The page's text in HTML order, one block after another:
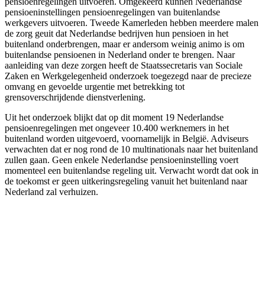
pensioeninstellingen pensioenregelingen van buitenlandse
werkgevers uitvoeren. Tweede Kamerleden hebben meerdere malen
de zorg geuit dat Nederlandse bedrijven hun pensioen in het
buitenland onderbrengen, maar er andersom weinig animo is om
buitenlandse pensioenen in Nederland onder te brengen. Naar
aanleiding van deze zorgen heeft de Staatssecretaris van Sociale
Zaken en Werkgelegenheid onderzoek toegezegd naar de precieze
omvang en gevoelde urgentie met betrekking tot
grensoverschrijdende dienstverlening.
Uit het onderzoek blijkt dat op dit moment 19 Nederlandse
pensioenregelingen met ongeveer 10.400 werknemers in het
buitenland worden uitgevoerd, voornamelijk in België. Adviseurs
verwachten dat er nog rond de 10 multinationals naar het buitenland
zullen gaan. Geen enkele Nederlandse pensioeninstelling voert
momenteel een buitenlandse regeling uit. Verwacht wordt dat ook in
de toekomst er geen uitkeringsregeling vanuit het buitenland naar
Nederland zal verhuizen.